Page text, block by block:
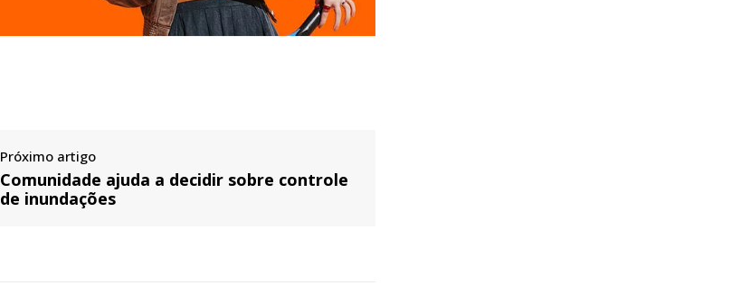
Próximo artigo
Comunidade ajuda a decidir sobre controle
de inundações